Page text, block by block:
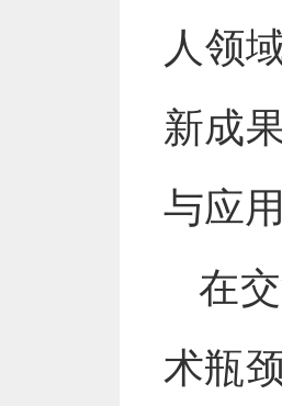
人领
新成
与应
在
术瓶